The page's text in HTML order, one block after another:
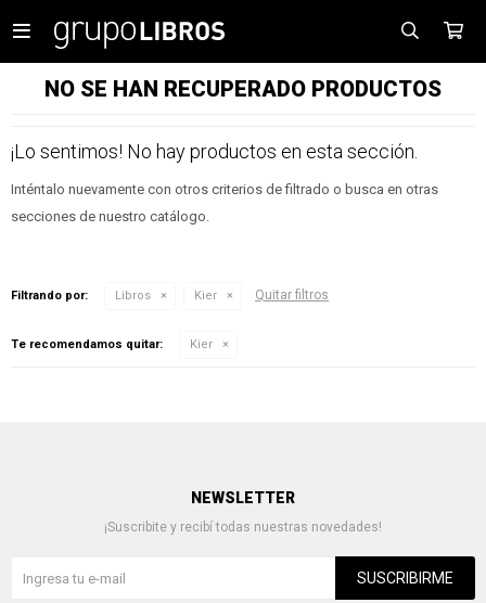

NO SE HAN RECUPERADO PRODUCTOS
¡Lo sentimos! No hay productos en esta sección.
Inténtalo nuevamente con otros criterios de filtrado o busca en otras
secciones de nuestro catálogo.
Filtrando por: Libros Kier Quitar filtros
Te recomendamos quitar: Kier
NEWSLETTER
¡Suscribite y recibí todas nuestras novedades!
SUSCRIBIRME